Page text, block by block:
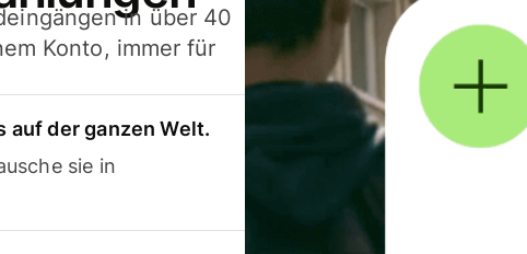
in über 40
Konto, immer für
auf der ganzen Welt.
sie in